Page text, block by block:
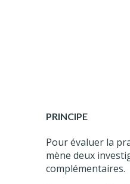
PRINCIPE
Pour évaluer la
mène deux
complémentaires.